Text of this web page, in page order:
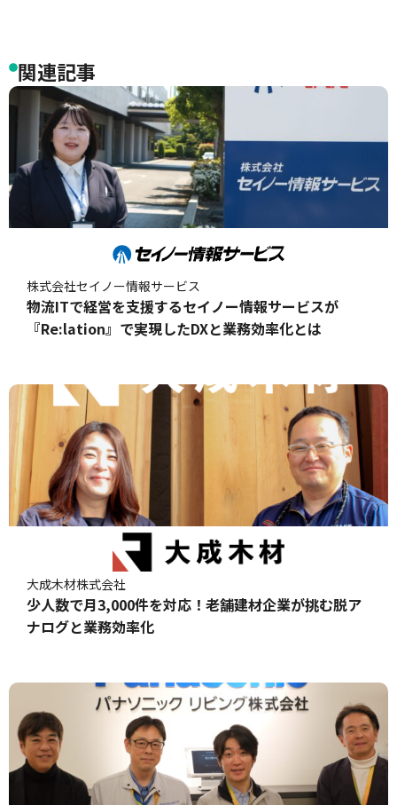
関連記事
株式会社セイノー情報サービス
物流ITで経営を支援するセイノー情報サービスが
『Re:lation』で実現したDXと業務効率化とは
大成木材株式会社
少人数で月3,000件を対応！老舗建材企業が挑む脱ア
ナログと業務効率化